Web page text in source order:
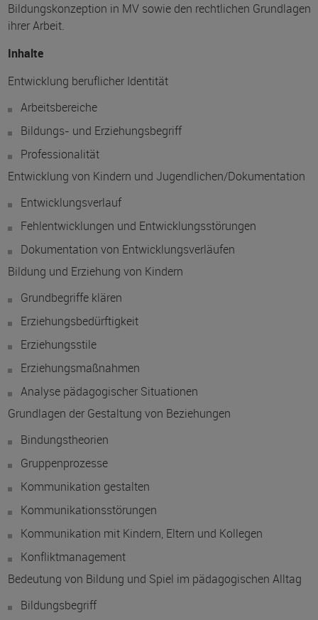
Bildungskonzeption in MV sowie den rechtlichen Grundlagen
ihrer Arbeit.
Inhalte
Entwicklung beruflicher Identität
Arbeitsbereiche
Bildungs- und Erziehungsbegriff
Professionalität
Entwicklung von Kindern und Jugendlichen/Dokumentation
Entwicklungsverlauf
Fehlentwicklungen und Entwicklungsstörungen
Dokumentation von Entwicklungsverläufen
Bildung und Erziehung von Kindern
Grundbegriffe klären
Erziehungsbedürftigkeit
Erziehungsstile
Erziehungsmaßnahmen
Analyse pädagogischer Situationen
Grundlagen der Gestaltung von Beziehungen
Bindungstheorien
Gruppenprozesse
Kommunikation gestalten
Kommunikationsstörungen
Kommunikation mit Kindern, Eltern und Kollegen
Konfliktmanagement
Bedeutung von Bildung und Spiel im pädagogischen Alltag
Bildungsbegriff